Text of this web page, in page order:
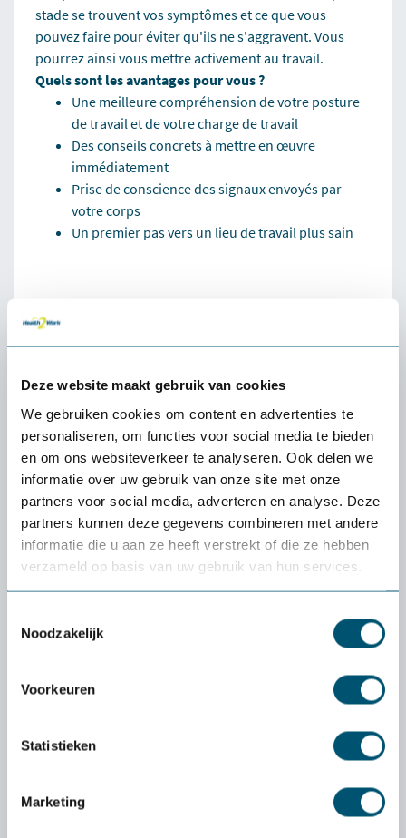
Deze website maakt gebruik van cookies
We gebruiken cookies om content en advertenties te
personaliseren, om functies voor social media te bieden
en om ons websiteverkeer te analyseren. Ook delen we
informatie over uw gebruik van onze site met onze
partners voor social media, adverteren en analyse. Deze
partners kunnen deze gegevens combineren met andere
informatie die u aan ze heeft verstrekt of die ze hebben
verzameld op basis van uw gebruik van hun services.
Noodzakelijk
Voorkeuren
Statistieken
Marketing
stade se trouvent vos symptômes et ce que vous
pouvez faire pour éviter qu'ils ne s'aggravent. Vous
pourrez ainsi vous mettre activement au travail.
Quels sont les avantages pour vous ?
Une meilleure compréhension de votre posture
de travail et de votre charge de travail
Des conseils concrets à mettre en œuvre
immédiatement
Prise de conscience des signaux envoyés par
votre corps
Un premier pas vers un lieu de travail plus sain
Nom d'entreprise
Prénom
Fonction